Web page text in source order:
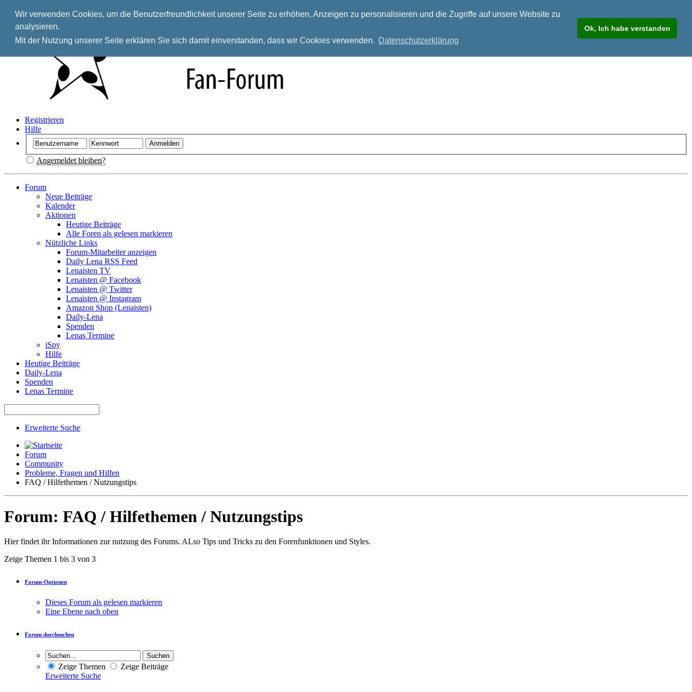
Wir verwenden Cookies, um die Benutzerfreundlichkeit unserer Seite zu erhöhen, Anzeigen zu personalisieren und die Zugriffe auf unsere Website zu
analysieren.
Mit der Nutzung unserer Seite erklären Sie sich damit einverstanden, dass wir Cookies verwenden. Datenschutzerklärung
Ok, Ich habe verstanden
Registrieren
Hilfe
Angemeldet bleiben?
Forum
Neue Beiträge
Kalender
Aktionen
Heutige Beiträge
Alle Foren als gelesen markieren
Nützliche Links
Forum-Mitarbeiter anzeigen
Daily Lena RSS Feed
Lenaisten TV
Lenaisten @ Facebook
Lenaisten @ Twitter
Lenaisten @ Instagram
Amazon Shop (Lenaisten)
Daily-Lena
Spenden
Lenas Termine
iSpy
Hilfe
Heutige Beiträge
Daily-Lena
Spenden
Lenas Termine
Erweiterte Suche
Forum
Community
Probleme, Fragen und Hilfen
FAQ / Hilfethemen / Nutzungstips
Forum: FAQ / Hilfethemen / Nutzungstips
Hier findet ihr Informationen zur nutzung des Forums. ALso Tips und Tricks zu den Forenfunktionen und Styles.
Zeige Themen 1 bis 3 von 3
Forum-Optionen
Dieses Forum als gelesen markieren
Eine Ebene nach oben
Forum durchsuchen
Zeige Themen
Zeige Beiträge
Erweiterte Suche